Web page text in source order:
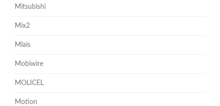
Mitsubishi
Mix2
Mlais
Mobiwire
MOLICEL
Motion